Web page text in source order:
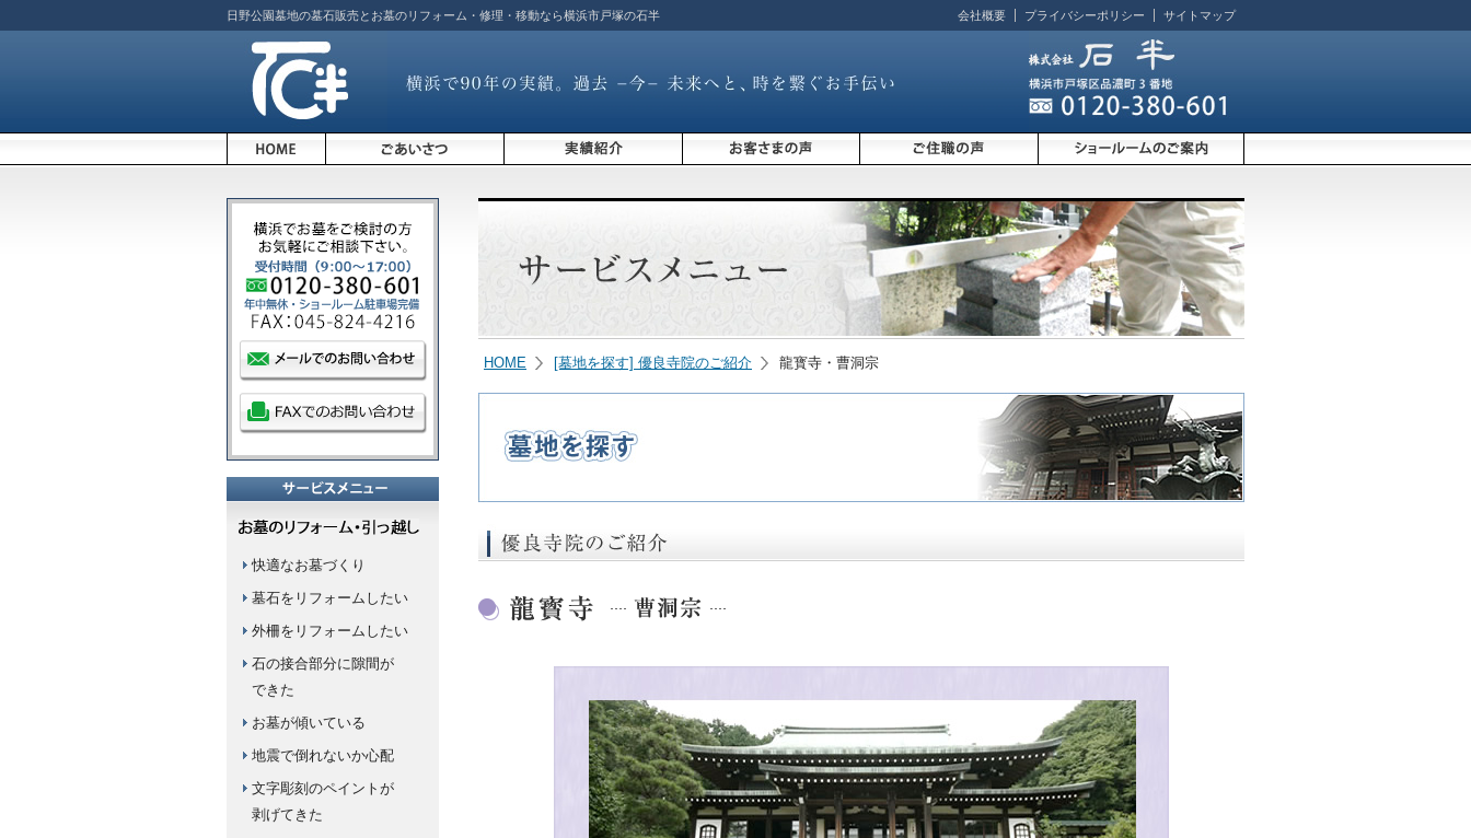
日野公園墓地の墓石販売とお墓のリフォーム・修理・移動なら横浜市戸塚の石半 会社概要 プライバシーポリシー サイトマップ
快適なお墓づくり
墓石をリフォームしたい
外柵をリフォームしたい
石の接合部分に隙間が
できた
お墓が傾いている
地震で倒れないか心配
文字彫刻のペイントが
剥げてきた
HOME [墓地を探す] 優良寺院のご紹介 龍寳寺・曹洞宗